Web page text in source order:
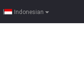
Indonesian